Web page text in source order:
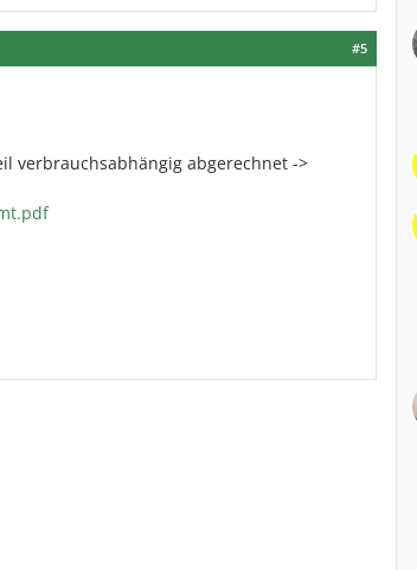
#5
verbrauchsabhängig abgerechnet ->